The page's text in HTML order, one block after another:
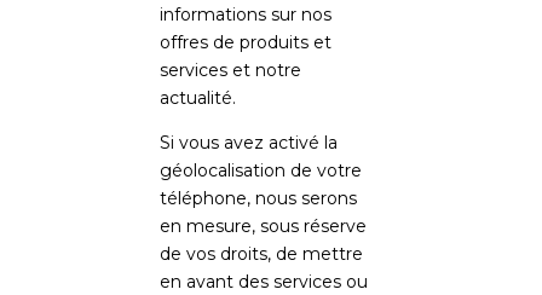
informations sur nos
offres de produits et
services et notre
actualité.
Si vous avez activé la
géolocalisation de votre
téléphone, nous serons
en mesure, sous réserve
de vos droits, de mettre
en avant des services ou